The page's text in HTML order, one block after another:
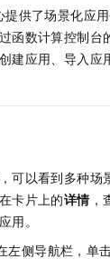
提供了场景化应
函数计算控制台
建应用、导入应
可以看到多种场
卡片上的详情，
用。
左侧导航栏，单